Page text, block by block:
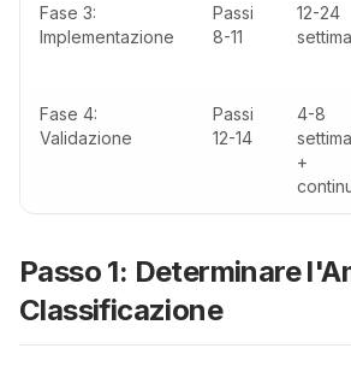
Fase 3:
Implementazione
Passi
8-11
12-24
Fase 4:
Validazione
Passi
12-14
4-8
+
Passo 1: Determinare
Classificazione